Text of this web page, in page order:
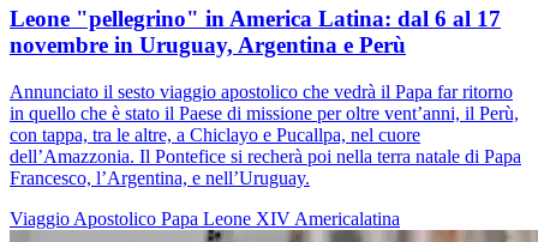
Leone "pellegrino" in America Latina: dal 6 al 17
novembre in Uruguay, Argentina e Perù
Annunciato il sesto viaggio apostolico che vedrà il Papa far ritorno
in quello che è stato il Paese di missione per oltre vent’anni, il Perù,
con tappa, tra le altre, a Chiclayo e Pucallpa, nel cuore
dell’Amazzonia. Il Pontefice si recherà poi nella terra natale di Papa
Francesco, l’Argentina, e nell’Uruguay.
Viaggio Apostolico Papa Leone XIV Americalatina